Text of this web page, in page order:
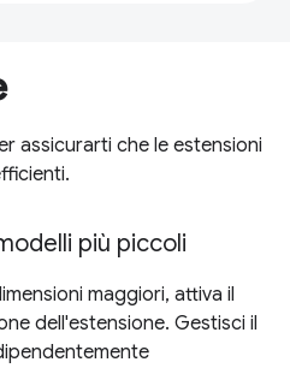
assicurarti che le estensioni
più piccoli
maggiori, attiva il
dell'estensione. Gestisci il